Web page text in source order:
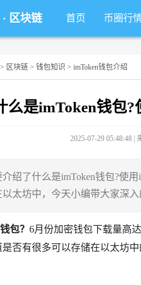
· 区块链 首页 币圈行
> 区块链 > 钱包知识 > imToken钱包介绍
么是imToken钱包
2025-07-29 05:48:48 |
绍了什么是imToken钱包?使
太坊中，今天小编带大家深
包？ 6月份加密钱包下载量高
否有很多可以存储在以太坊